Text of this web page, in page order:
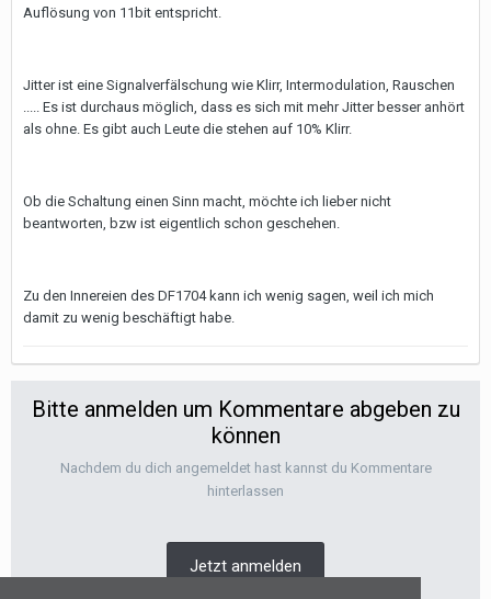
Auflösung von 11bit entspricht.
Jitter ist eine Signalverfälschung wie Klirr, Intermodulation, Rauschen
..... Es ist durchaus möglich, dass es sich mit mehr Jitter besser anhört
als ohne. Es gibt auch Leute die stehen auf 10% Klirr.
Ob die Schaltung einen Sinn macht, möchte ich lieber nicht
beantworten, bzw ist eigentlich schon geschehen.
Zu den Innereien des DF1704 kann ich wenig sagen, weil ich mich
damit zu wenig beschäftigt habe.
Bitte anmelden um Kommentare abgeben zu
können
Nachdem du dich angemeldet hast kannst du Kommentare
hinterlassen
Jetzt anmelden